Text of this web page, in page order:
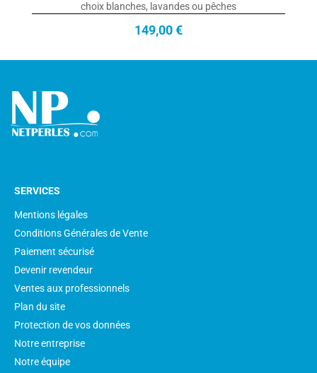
choix blanches, lavandes ou pêches
149,00 €
SERVICES
Mentions légales
Conditions Générales de Vente
Paiement sécurisé
Devenir revendeur
Ventes aux professionnels
Plan du site
Protection de vos données
Notre entreprise
Notre équipe